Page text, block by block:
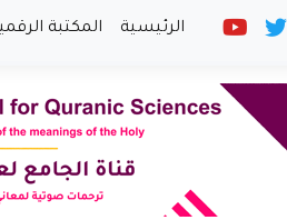
الرئيسية المكتبة